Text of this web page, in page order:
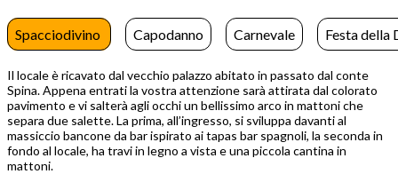
Spacciodivino Capodanno Carnevale Festa della
Il locale è ricavato dal vecchio palazzo abitato in passato dal conte
Spina. Appena entrati la vostra attenzione sarà attirata dal colorato
pavimento e vi salterà agli occhi un bellissimo arco in mattoni che
separa due salette. La prima, all’ingresso, si sviluppa davanti al
massiccio bancone da bar ispirato ai tapas bar spagnoli, la seconda in
fondo al locale, ha travi in legno a vista e una piccola cantina in
mattoni.